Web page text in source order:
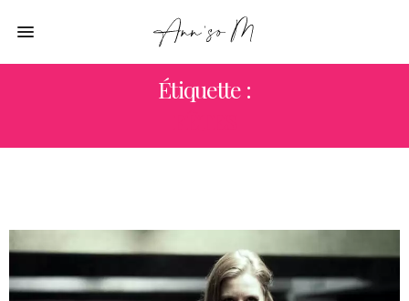
Étiquette :